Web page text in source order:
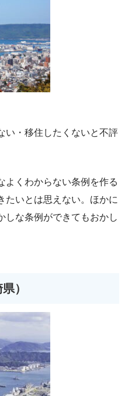
い・移住したくないと不評
よくわからない条例を作る
たいとは思えない。ほかに
しな条例ができてもおかし
）